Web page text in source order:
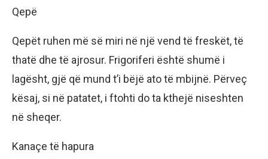
Qepë
Qepët ruhen më së miri në një vend të freskët, të
thatë dhe të ajrosur. Frigoriferi është shumë i
lagësht, gjë që mund t’i bëjë ato të mbijnë. Përveç
kësaj, si në patatet, i ftohti do ta kthejë niseshten
në sheqer.
Kanaçe të hapura